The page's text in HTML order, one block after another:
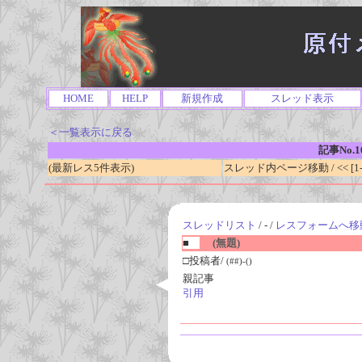
HOME HELP 新規作成 スレッド表示
＜一覧表示に戻る
記事
(最新レス5件表示)
スレッド内ページ移動 / <<
スレッドリスト / - / レスフォームへ移
■
(無題)
□投稿者/ (##)-()
親記事
引用